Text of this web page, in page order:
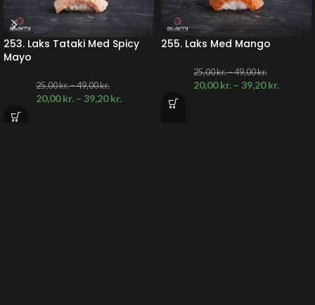
253. Laks Tataki Med Spicy
Mayo
25,00kr.–49,00kr.
20,00kr. – 39,20kr.
255. Laks Med Mango
25,00kr.–49,00kr.
20,00kr. – 39,20kr.